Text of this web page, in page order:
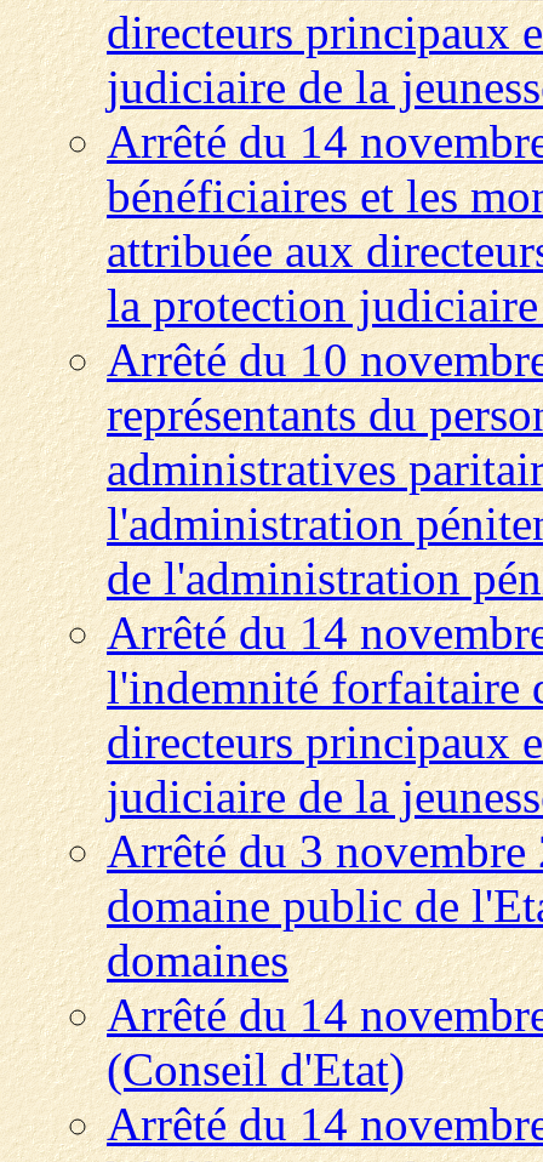
directeurs principaux
judiciaire de la
Arrêté du 14
bénéficiaires et les
attribuée aux
la protection judiciaire
Arrêté du 10
représentants du
administratives
l'administration
de l'administration
Arrêté du 14
l'indemnité forfaitaire
directeurs principaux
judiciaire de la
Arrêté du 3 novembre
domaine public de
domaines
Arrêté du 14
(Conseil d'Etat)
Arrêté du 14